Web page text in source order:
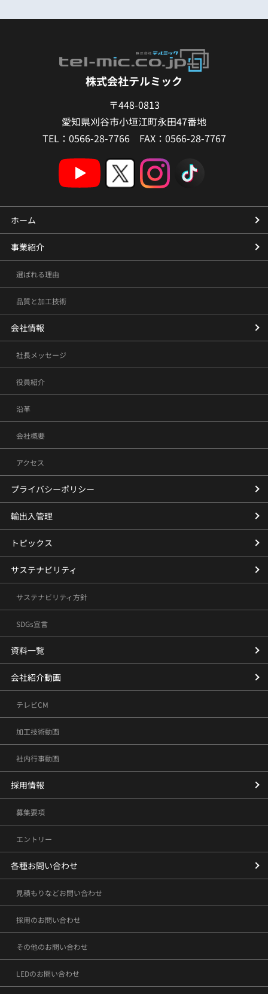
株式会社テルミック
〒448-0813
愛知県刈谷市小垣江町永田47番地
TEL：0566-28-7766 FAX：0566-28-7767
ホーム
事業紹介
選ばれる理由
品質と加工技術
会社情報
社長メッセージ
役員紹介
沿革
会社概要
アクセス
プライバシーポリシー
輸出入管理
トピックス
サステナビリティ
サステナビリティ方針
SDGs宣言
資料一覧
会社紹介動画
テレビCM
加工技術動画
社内行事動画
採用情報
募集要項
エントリー
各種お問い合わせ
見積もりなどお問い合わせ
採用のお問い合わせ
その他のお問い合わせ
LEDのお問い合わせ